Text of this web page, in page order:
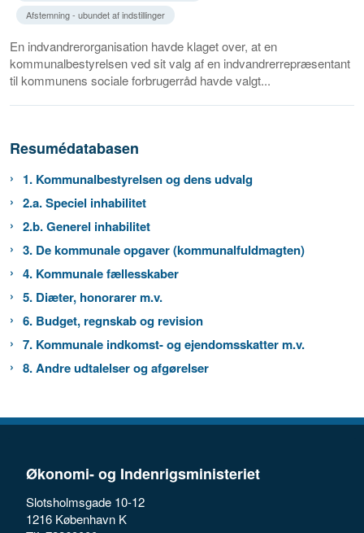
Afstemning - ubundet af indstillinger
En indvandrerorganisation havde klaget over, at en
kommunalbestyrelsen ved sit valg af en indvandrerrepræsentant
til kommunens sociale forbrugerråd havde valgt...
Resumédatabasen
1. Kommunalbestyrelsen og dens udvalg
2.a. Speciel inhabilitet
2.b. Generel inhabilitet
3. De kommunale opgaver (kommunalfuldmagten)
4. Kommunale fællesskaber
5. Diæter, honorarer m.v.
6. Budget, regnskab og revision
7. Kommunale indkomst- og ejendomsskatter m.v.
8. Andre udtalelser og afgørelser
Økonomi- og Indenrigsministeriet
Slotsholmsgade 10-12
1216 København K